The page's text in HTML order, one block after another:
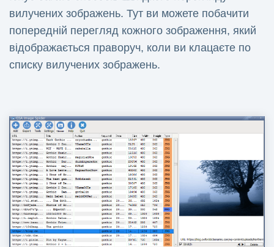
вилучених зображень. Тут ви можете побачити
попередній перегляд кожного зображення, який
відображається праворуч, коли ви клацаєте по
списку вилучених зображень.